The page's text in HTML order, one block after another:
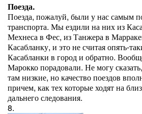
Поезда.
Поезда, пожалуй, были у нас самым
транспорта. Мы ездили на них из
Мехнеса в Фес, из Танжера в
Касабланку, и это не считая опять-
Касабланки в город и обратно.
Марокко порадовали. Не могу
там низкие, но качество поездов
причем, как тех которые ходят на
дальнего следования.
8.